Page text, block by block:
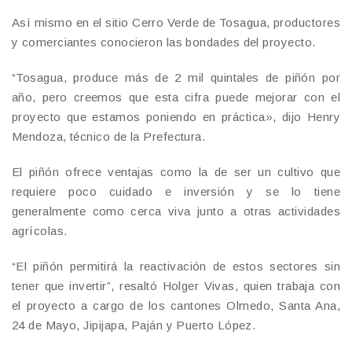
Así mismo en el sitio Cerro Verde de Tosagua, productores
y comerciantes conocieron las bondades del proyecto.
“Tosagua, produce más de 2 mil quintales de piñón por
año, pero creemos que esta cifra puede mejorar con el
proyecto que estamos poniendo en práctica», dijo Henry
Mendoza, técnico de la Prefectura.
El piñón ofrece ventajas como la de ser un cultivo que
requiere poco cuidado e inversión y se lo tiene
generalmente como cerca viva junto a otras actividades
agrícolas.
“El piñón permitirá la reactivación de estos sectores sin
tener que invertir”, resaltó Holger Vivas, quien trabaja con
el proyecto a cargo de los cantones Olmedo, Santa Ana,
24 de Mayo, Jipijapa, Paján y Puerto López.